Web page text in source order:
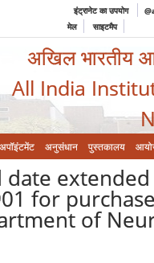
इंट्रानेट का उपयोग
मेल
साइटमैप
अखिल भारतीय
All India
अपॉइंटमेंट अनुसंधान पुस्तकालय
for
of